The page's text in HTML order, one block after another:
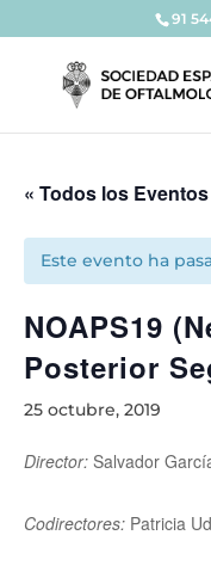
91
« Todos los Eventos
Este evento ha
NOAPS19
Posterior
25 octubre, 2019
Director: Salvador
Codirectores: Patricia